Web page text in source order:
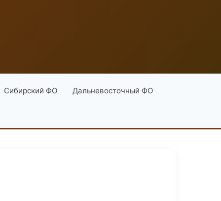
Сибирский ФО Дальневосточный ФО